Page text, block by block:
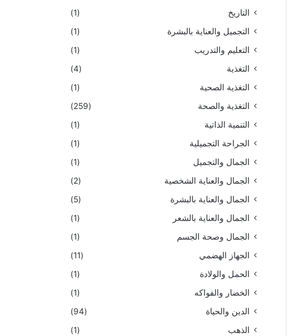
التاريخ
(1)
التجميل والعناية بالبشرة
(1)
التعليم والتدريب
(1)
التغذية
(4)
التغذية الصحية
(1)
التغذية والصحة
(259)
التنمية الذاتية
(1)
الجراحة التجميلية
(1)
الجمال والتجميل
(1)
الجمال والعناية الشخصية
(2)
الجمال والعناية بالبشرة
(5)
الجمال والعناية بالشعر
(1)
الجمال وصحة الجسم
(1)
الجهاز الهضمي
(11)
الحمل والولادة
(1)
الخضار والفواكه
(1)
الدين والحياة
(94)
الذهب
(1)